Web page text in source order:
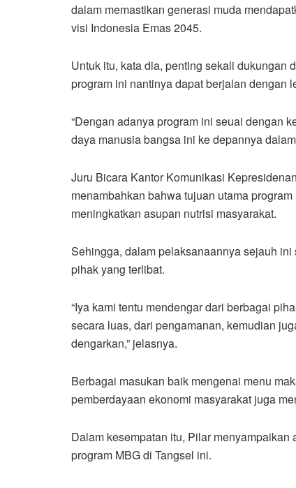
dalam memastikan generasi muda
visi Indonesia Emas 2045.
Untuk itu, kata dia, penting sekali dukungan
program ini nantinya dapat berjalan dengan
“Dengan adanya program ini seuai dengan
daya manusia bangsa ini ke depannya
Juru Bicara Kantor Komunikasi
menambahkan bahwa tujuan utama
meningkatkan asupan nutrisi masyarakat.
Sehingga, dalam pelaksanaannya sejauh
pihak yang terlibat.
“Iya kami tentu mendengar dari berbagai
secara luas, dari pengamanan, kemudian
dengarkan,” jelasnya.
Berbagai masukan baik mengenai menu
pemberdayaan ekonomi masyarakat juga
Dalam kesempatan itu, Pilar
program MBG di Tangsel ini.